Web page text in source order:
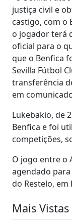
justiça civil e
castigo, com o
o jogador terá
oficial para o
que o Benfica
Sevilla Fútbol
transferência
em
Lukebakio, de
Benfica e foi
competições,
O jogo entre o
agendado para
do Restelo, em
Mais Vistas